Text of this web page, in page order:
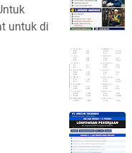
untuk di